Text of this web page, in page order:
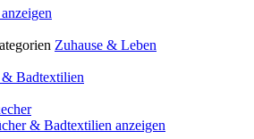
Zuhause & Leben
Badtextilien
& Badtextilien anzeigen